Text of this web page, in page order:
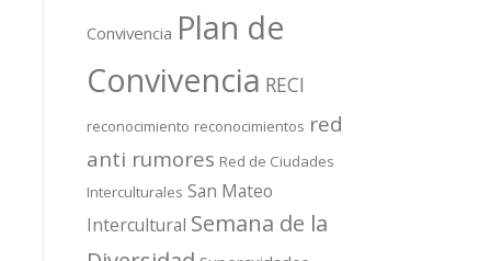
Convivencia Plan de
Convivencia RECI
reconocimiento reconocimientos red
anti rumores Red de Ciudades
Interculturales San Mateo
Intercultural Semana de la